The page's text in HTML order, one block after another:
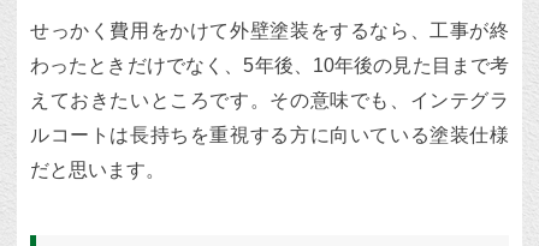
せっかく費用をかけて外壁塗装をするなら、工事が終
わったときだけでなく、5年後、10年後の見た目まで考
えておきたいところです。その意味でも、インテグラ
ルコートは長持ちを重視する方に向いている塗装仕様
だと思います。